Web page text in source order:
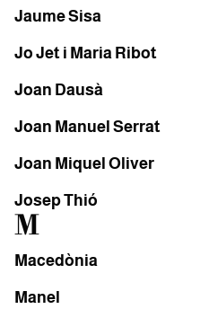
Jaume Sisa
Jo Jet i Maria Ribot
Joan Dausà
Joan Manuel Serrat
Joan Miquel Oliver
Josep Thió
M
Macedònia
Manel